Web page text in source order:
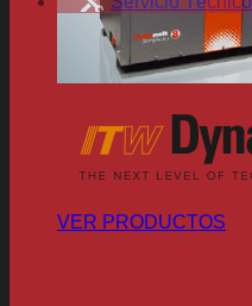
VER PRODUCTOS